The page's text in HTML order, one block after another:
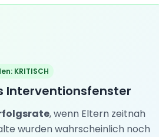
KRITISCH
Interventionsfenster
, wenn Eltern zeitnah
wurden wahrscheinlich noch